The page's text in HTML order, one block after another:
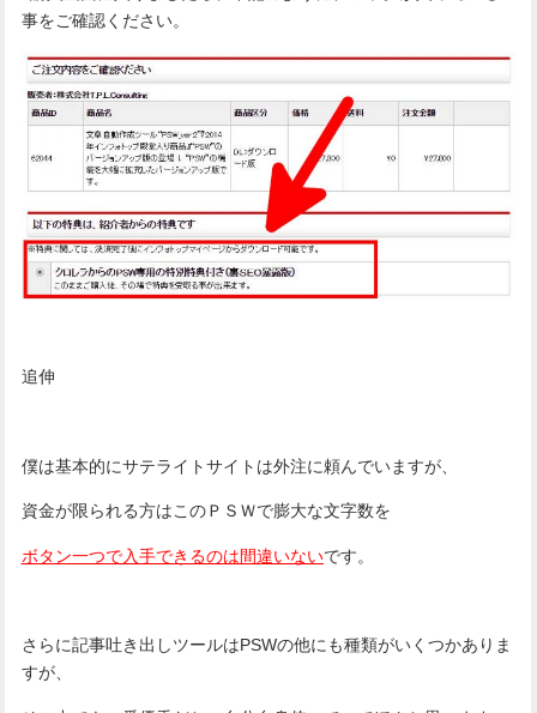
事をご確認ください。
追伸
僕は基本的にサテライトサイトは外注に頼んでいますが、
資金が限られる方はこのＰＳＷで膨大な文字数を
ボタン一つで入手できるのは間違いないです。
さらに記事吐き出しツールはPSWの他にも種類がいくつかありま
すが、